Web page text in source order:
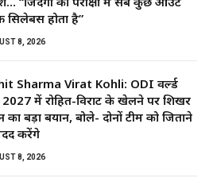
होता है”
8, 2026
Sharma Virat Kohli: ODI वर्ल्ड
में रोहित-विराट के खेलने पर शिखर
का बड़ा बयान, बोले- दोनों टीम को जिताने
करेंगे
8, 2026